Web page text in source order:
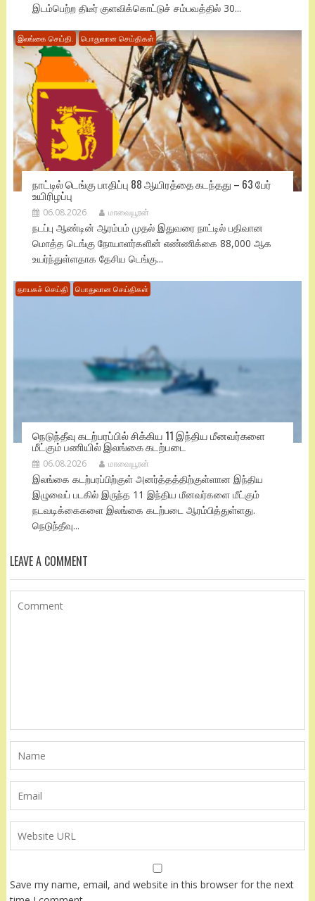
இடம்பெற்ற திடீர் குளவிக்கொட்டுச் சம்பவத்தில் 30...
இலங்கை செய்தி. பொதுவான செய்திகள்
நாட்டில் டெங்கு பாதிப்பு 88 ஆயிரத்தை கடந்தது – 63 பேர்
உயிரிழப்பு
06.08.2026 மாவையூரன்
நடப்பு ஆண்டின் ஆரம்பம் முதல் இதுவரை நாட்டில் பதிவான
மொத்த டெங்கு நோயாளர்களின் எண்ணிக்கை 88,000 ஆக
உயர்ந்துள்ளதாக தேசிய டெங்கு...
தாயகச் செய்தி பொதுவான செய்திகள்
நெடுந்தீவு கடற்பரப்பில் சிக்கிய 11 இந்திய மீனவர்களை
மீட்கும் பணியில் இலங்கை கடற்படை
06.08.2026 மாவையூரன்
இலங்கை கடற்பரப்பிற்குள் அனர்த்தத்திற்குள்ளான இந்திய
இழுவைப் படகில் இருந்த 11 இந்திய மீனவர்களை மீட்கும்
நடவடிக்கைகளை இலங்கை கடற்படை ஆரம்பித்துள்ளது.
நெடுந்தீவு...
LEAVE A COMMENT
Save my name, email, and website in this browser for the next